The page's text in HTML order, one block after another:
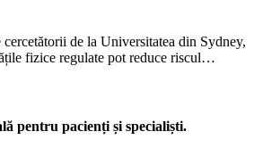
de la Universitatea din Sydney,
fizice regulate pot reduce riscul…
pentru pacienți și specialiști.